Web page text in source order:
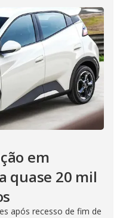
em
quase 20 mil
após recesso de fim de